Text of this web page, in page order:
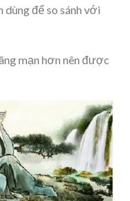
dùng để so sánh với
mạn hơn nên được